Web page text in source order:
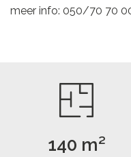
meer info: 050/70 70
140 m²